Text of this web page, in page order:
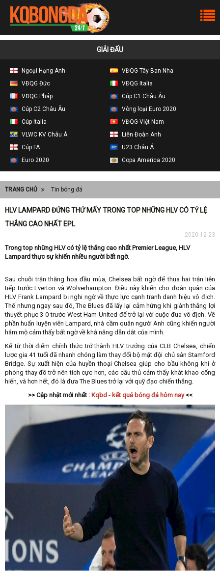
GIẢI ĐẤU
Ngoại Hạng Anh
VĐQG Tây Ban Nha
VĐQG Đức
VĐQG Italia
VĐQG Pháp
Cúp C1 Châu Âu
Cúp C2 Châu Âu
Vòng loại Euro 2020
Cúp Italia
VĐQG Việt Nam
VLWC KV Châu Á
Liên Đoàn Anh
Cúp FA
U23 Châu Á
Euro 2020
Copa America 2020
TRANG CHỦ Tin bóng đá
HLV LAMPARD ĐỨNG THỨ MẤY TRONG TOP NHỮNG HLV CÓ TỶ LỆ
THẮNG CAO NHẤT EPL
2020-12-23
Trong top những HLV có tỷ lệ thắng cao nhất Premier League, HLV
Lampard thực sự khiến nhiều người bất ngờ.
Sau chuỗi trận thăng hoa đầu mùa, Chelsea bất ngờ để thua hai trận liên
tiếp trước Everton và Wolverhampton. Điều này khiến cho đoàn quân của
HLV Frank Lampard bị nghi ngờ về thực lực cạnh tranh danh hiệu vô địch.
Thế nhưng ngay sau đó, The Blues đã lấy lại cảm hứng khi giành thắng lợi
thuyết phục 3-0 trước West Ham United để trở lại với cuộc đua vô địch. Về
phần huấn luyện viên Lampard, nhà cầm quân người Anh cũng khiến người
hâm mộ cảm thấy bất ngờ về khả năng dẫn dắt của mình.
Kể từ thời điểm chính thức trở thành HLV trưởng của CLB Chelsea, chiến
lược gia 41 tuổi đã nhanh chóng làm thay đổi bộ mặt đội chủ sân Stamford
Bridge. Sự xuất hiện của huyền thoại Chelsea giúp cho bầu không khí ở
phòng thay đồ trở nên tích cực hơn, các cầu thủ cảm thấy khát khao cống
hiến, và hơn hết, đó là đưa The Blues trở lại với quỹ đạo chiến thắng.
>> Cập nhật mới nhất : Kqbd - kết quả bóng đá hôm nay<<